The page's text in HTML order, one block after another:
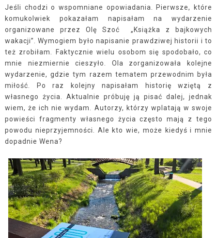
Jeśli chodzi o wspomniane opowiadania. Pierwsze, które
komukolwiek pokazałam napisałam na wydarzenie
organizowane przez Olę Szoć
„Książka z bajkowych
wakacji”. Wymogiem było napisanie prawdziwej historii i to
też zrobiłam. Faktycznie wielu osobom się spodobało, co
mnie niezmiernie cieszyło. Ola zorganizowała kolejne
wydarzenie, gdzie tym razem tematem przewodnim była
miłość. Po raz kolejny napisałam historię wziętą z
własnego życia. Aktualnie próbuję ją pisać dalej, jednak
wiem, że ich nie wydam. Autorzy, którzy wplatają w swoje
powieści fragmenty własnego życia często mają z tego
powodu nieprzyjemności. Ale kto wie, może kiedyś i mnie
dopadnie Wena?